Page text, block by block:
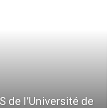
de l’Université de